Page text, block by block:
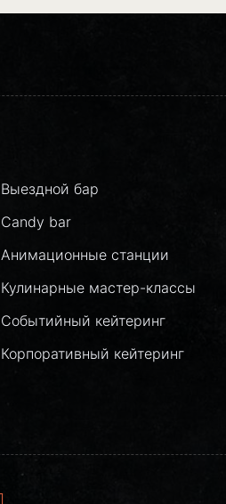
Выездной бар
Candy bar
Анимационные станции
Кулинарные мастер-классы
Событийный кейтеринг
Корпоративный кейтеринг